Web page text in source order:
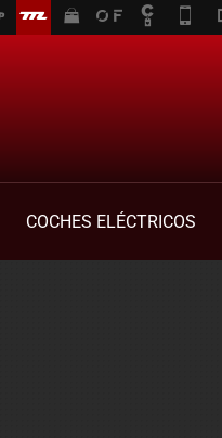
COCHES ELÉCTRICOS